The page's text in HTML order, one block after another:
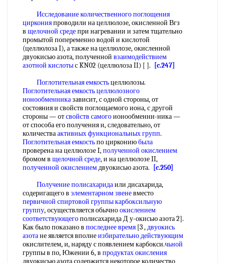
Исследование количественногопоглощения
цирконияпроводили на целлюлозе, окисленной Вгз
в щелочной средепри нагревании и затем тщательно
промытой попеременно водой и кислотой
(целлюлоза I), а также на целлюлозе, окисленной
двуокисью азота, полученной взаимодействием
азотной кислотыс KN02 (целлюлоза II) [ ].
[c.247]
Поглотительная емкостьцеллюлозы.
Поглотительная емкостьцеллюлозного
ионообменниказависит, с одной стороны, от
состояния и свойств поглощаемого иона, с другой
стороны — отсвойств самогоионообменни-ника —
от способа его получения и, следовательно, от
количестваактивных функциональных групп.
Поглотительная емкостьпо циркониюбыла
проверена на целлюлозе I,полученной окислением
бромом в щелочной среде, и на целлюлозе II,
полученной окислениемдвуокисью азота.
[c.250]
Получение полисахаридаили дисахарида,
содеригащего в элементарном звеневместо
первичной спиртовой группы карбоксильную
группу, осуществляется обычноокислением
соответствующегополисахарида Д у-окисью азота 2].
Как было показано в последнее время [3 ,двуокись
азотане является вполнеизбирательно действующим
окислителем, и, наряду с появлением карбокси.чьной
группы в по, Южении 6, в продуктах окисления
двуокисью азота содержится некоторое количество